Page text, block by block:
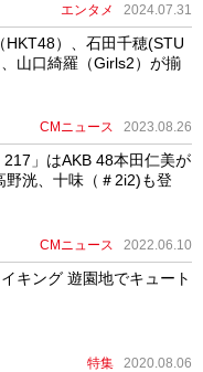
エンタメ 2024.07.31
HKT48）、石田千穂(STU
山口綺羅（Girls2）が揃
CMニュース 2023.08.26
」はAKB 48本田仁美が
洸、十味（＃2i2)も登
CMニュース 2022.06.10
キング 遊園地でキュート
特集 2020.08.06